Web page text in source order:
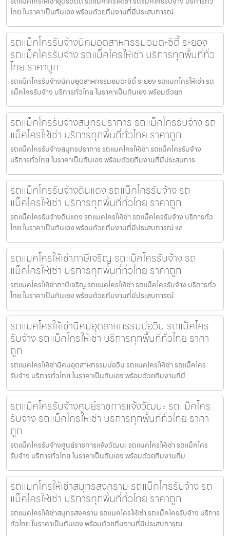
ไทย ในราคาเป็นกันเอง พร้อมด้วยทีมงานที่มีประสบการณ์
รถแม็คโครรับจ้างนิคมอุตสาหกรรมอมตะซิตี้ ระยอง
รถแม็คโครรับจ้าง รถแม็คโครให้เช่า บริการทุกพื้นที่ทั่ว
ไทย ราคาถูก
รถแม็คโครรับจ้างนิคมอุตสาหกรรมอมตะซิตี้ ระยอง รถแมคโครให้เช่า รถ
แม็คโครรับจ้าง บริการทั่วไทย ในราคาเป็นกันเอง พร้อมด้วยท
รถแม็คโครรับจ้างสมุทรปราการ รถแม็คโครรับจ้าง รถ
แม็คโครให้เช่า บริการทุกพื้นที่ทั่วไทย ราคาถูก
รถแม็คโครรับจ้างสมุทรปราการ รถแมคโครให้เช่า รถแม็คโครรับจ้าง
บริการทั่วไทย ในราคาเป็นกันเอง พร้อมด้วยทีมงานที่มีประสบการ
รถแม็คโครรับจ้างดินแดง รถแม็คโครรับจ้าง รถ
แม็คโครให้เช่า บริการทุกพื้นที่ทั่วไทย ราคาถูก
รถแม็คโครรับจ้างดินแดง รถแมคโครให้เช่า รถแม็คโครรับจ้าง บริการทั่ว
ไทย ในราคาเป็นกันเอง พร้อมด้วยทีมงานที่มีประสบการณ์ แล
รถแมคโครให้เช่าภาษีเจริญ รถแม็คโครรับจ้าง รถ
แม็คโครให้เช่า บริการทุกพื้นที่ทั่วไทย ราคาถูก
รถแมคโครให้เช่าภาษีเจริญ รถแมคโครให้เช่า รถแม็คโครรับจ้าง บริการทั่ว
ไทย ในราคาเป็นกันเอง พร้อมด้วยทีมงานที่มีประสบการณ์
รถแมคโครให้เช่านิคมอุตสาหกรรมบ่อวิน รถแม็คโคร
รับจ้าง รถแม็คโครให้เช่า บริการทุกพื้นที่ทั่วไทย ราคา
ถูก
รถแมคโครให้เช่านิคมอุตสาหกรรมบ่อวิน รถแมคโครให้เช่า รถแม็คโคร
รับจ้าง บริการทั่วไทย ในราคาเป็นกันเอง พร้อมด้วยทีมงานที่มี
รถแม็คโครรับจ้างศูนย์ราชการแจ้งวัฒนะ รถแม็คโคร
รับจ้าง รถแม็คโครให้เช่า บริการทุกพื้นที่ทั่วไทย ราคา
ถูก
รถแม็คโครรับจ้างศูนย์ราชการแจ้งวัฒนะ รถแมคโครให้เช่า รถแม็คโคร
รับจ้าง บริการทั่วไทย ในราคาเป็นกันเอง พร้อมด้วยทีมงานที่ม
รถแมคโครให้เช่าสมุทรสงคราม รถแม็คโครรับจ้าง รถ
แม็คโครให้เช่า บริการทุกพื้นที่ทั่วไทย ราคาถูก
รถแมคโครให้เช่าสมุทรสงคราม รถแมคโครให้เช่า รถแม็คโครรับจ้าง บริการ
ทั่วไทย ในราคาเป็นกันเอง พร้อมด้วยทีมงานที่มีประสบการณ